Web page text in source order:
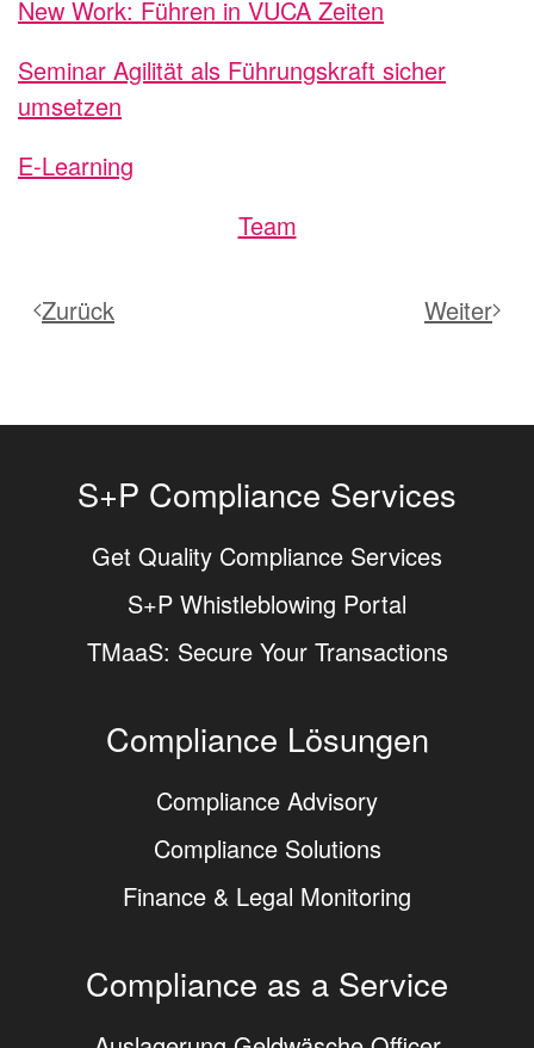
New Work: Führen in VUCA Zeiten
Seminar Agilität als Führungskraft sicher
umsetzen
E-Learning
Team
Zurück Weiter
S+P Compliance Services
Get Quality Compliance Services
S+P Whistleblowing Portal
TMaaS: Secure Your Transactions
Compliance Lösungen
Compliance Advisory
Compliance Solutions
Finance & Legal Monitoring
Compliance as a Service